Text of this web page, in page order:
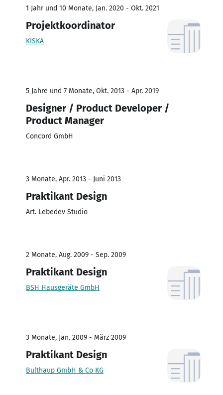
1 Jahr und 10 Monate, Jan. 2020 - Okt. 2021
Projektkoordinator
KISKA
5 Jahre und 7 Monate, Okt. 2013 - Apr. 2019
Designer / Product Developer /
Product Manager
Concord GmbH
3 Monate, Apr. 2013 - Juni 2013
Praktikant Design
Art. Lebedev Studio
2 Monate, Aug. 2009 - Sep. 2009
Praktikant Design
BSH Hausgeräte GmbH
3 Monate, Jan. 2009 - März 2009
Praktikant Design
Bulthaup GmbH & Co KG